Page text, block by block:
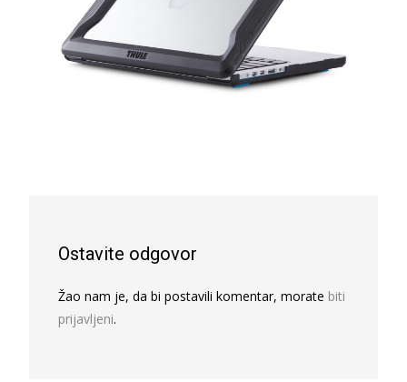
Ostavite odgovor
Žao nam je, da bi postavili komentar, morate biti
prijavljeni.